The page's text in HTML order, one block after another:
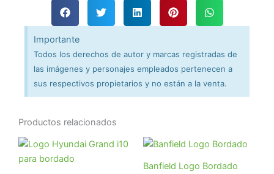
Importante
Todos los derechos de autor y marcas registradas de
las imágenes y personajes empleados pertenecen a
sus respectivos propietarios y no están a la venta.
Productos relacionados
Banfield Logo Bordado